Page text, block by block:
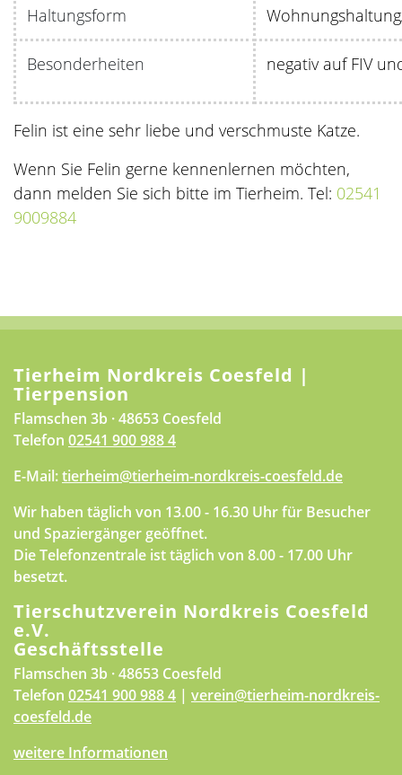
Haltungsform
Besonderheiten negativ auf FIV
Felin ist eine sehr liebe und verschmuste Katze.
Wenn Sie Felin gerne kennenlernen möchten,
dann melden Sie sich bitte im Tierheim. Tel: 02541
9009884
Tierheim Nordkreis Coesfeld |
Tierpension
Flamschen 3b · 48653 Coesfeld
Telefon 02541 900 988 4
E-Mail:tierheim@tierheim-nordkreis-coesfeld.de
Wir haben täglich von 13.00 - 16.30 Uhr für Besucher
und Spaziergänger geöffnet.
Die Telefonzentrale ist täglich von 8.00 - 17.00 Uhr
besetzt.
Tierschutzverein Nordkreis Coesfeld
e.V.
Geschäftsstelle
Flamschen 3b · 48653 Coesfeld
Telefon 02541 900 988 4 | verein@tierheim-nordkreis-
coesfeld.de
weitere Informationen